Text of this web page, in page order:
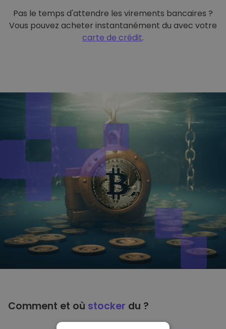
Pas le temps d'attendre les virements bancaires ?
Vous pouvez acheter instantanément du avec votre
carte de crédit.
Comment et où stocker du ?